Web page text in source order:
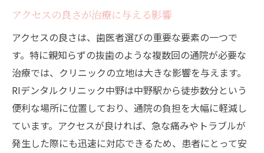
アクセスの良さが治療に与える影響
アクセスの良さは、歯医者選びの重要な要素の一つで
す。特に親知らずの抜歯のような複数回の通院が必要な
治療では、クリニックの立地は大きな影響を与えます。
RIデンタルクリニック中野は中野駅から徒歩数分という
便利な場所に位置しており、通院の負担を大幅に軽減し
ています。アクセスが良ければ、急な痛みやトラブルが
発生した際にも迅速に対応できるため、患者にとって安